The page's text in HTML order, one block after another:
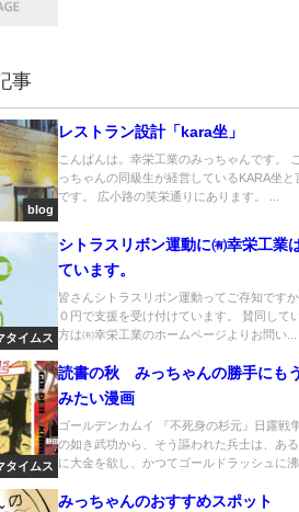
事
blog
レストラン設計「kara坐」
こんばんは。幸栄工業のみっちゃんです。
っちゃんの同級生が経営しているKARA坐と
です。 広小路の笑栄通りにあります。 ...
タイムス
シトラスリボン運動に㈲幸栄工業
ています。
皆さんシトラスリボン運動ってご存知です
０円で支援を受け付けています。 賛同して
方は㈲幸栄工業のホームページよりお問い...
タイムス
読書の秋 みっちゃんの勝手にも
みたい漫画
ゴールデンカムイ 『不死身の杉元』日露戦
の如き武功から、そう謳われた兵士は、あ
に大金を欲し、かつてゴールドラッシュに沸
みっちゃんのおすすめスポット